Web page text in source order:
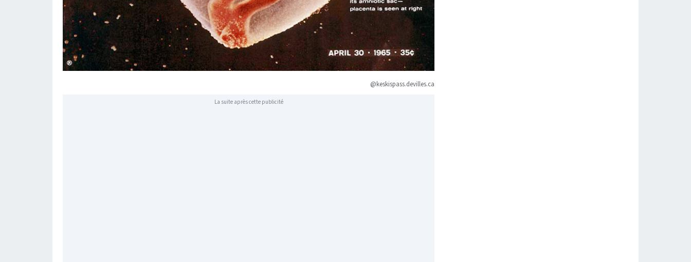
@keskispass.devilles.ca
La suite après cette publicité